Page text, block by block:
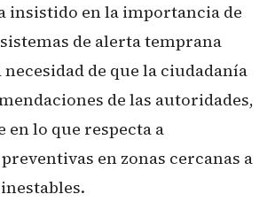
insistido en la importancia de
de alerta temprana
de que la ciudadanía
de las autoridades,
en lo que respecta a
en zonas cercanas a